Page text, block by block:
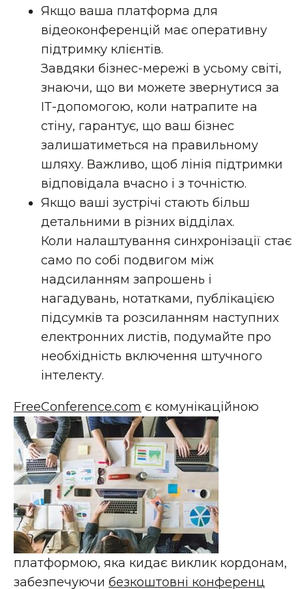
Якщо ваша платформа для
відеоконференцій має оперативну
підтримку клієнтів.
Завдяки бізнес-мережі в усьому світі,
знаючи, що ви можете звернутися за
ІТ-допомогою, коли натрапите на
стіну, гарантує, що ваш бізнес
залишатиметься на правильному
шляху. Важливо, щоб лінія підтримки
відповідала вчасно і з точністю.
Якщо ваші зустрічі стають більш
детальними в різних відділах.
Коли налаштування синхронізації стає
само по собі подвигом між
надсиланням запрошень і
нагадувань, нотатками, публікацією
підсумків та розсиланням наступних
електронних листів, подумайте про
необхідність включення штучного
інтелекту.
FreeConference.com є комунікаційною
платформою, яка кидає виклик кордонам,
забезпечуючи безкоштовні конференц